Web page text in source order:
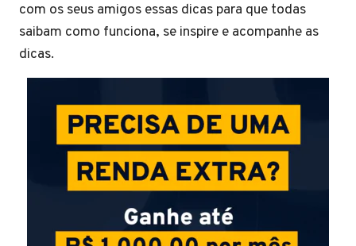
com os seus amigos essas dicas para que todas
saibam como funciona, se inspire e acompanhe as
dicas.